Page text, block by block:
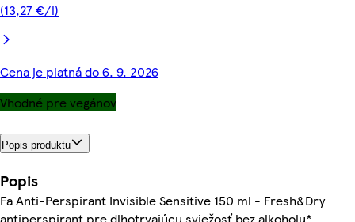
(13,27 €/l)
Cena je platná do 6. 9. 2026
Vhodné pre vegánov
Popis produktu
Popis
Fa Anti-Perspirant Invisible Sensitive 150 ml - Fresh&Dry
antiperspirant pre dlhotrvajúcu sviežosť bez alkoholu*,